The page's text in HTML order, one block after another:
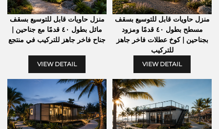
منزل حاويات قابل للتوسيع بسقف
مسطح بطول ٤٠ قدمًا ومزود
بجناحين | كوخ عطلات فاخر جاهز
للتركيب
VIEW DETAIL
منزل حاويات قابل للتوسيع بسقف
مائل بطول ٤٠ قدمًا مع جناحين |
جناح فاخر جاهز للتركيب في منتجع
VIEW DETAIL